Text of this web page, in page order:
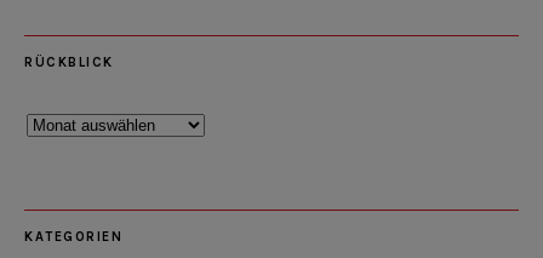
RÜCKBLICK
Rückblick
KATEGORIEN